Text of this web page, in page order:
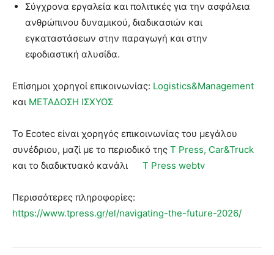
Σύγχρονα εργαλεία και πολιτικές για την ασφάλεια
ανθρώπινου δυναμικού, διαδικασιών και
εγκαταστάσεων στην παραγωγή και στην
εφοδιαστική αλυσίδα.
Επίσημοι χορηγοί επικοινωνίας: Logistics&Management
και ΜΕΤΑΔΟΣΗ ΙΣΧΥΟΣ
Το Ecotec είναι χορηγός επικοινωνίας του μεγάλου
συνέδριου, μαζί με το περιοδικό της T Press, Car&Truck
και το διαδικτυακό κανάλι T Press webtv
Περισσότερες πληροφορίες:
https://www.tpress.gr/el/navigating-the-future-2026/